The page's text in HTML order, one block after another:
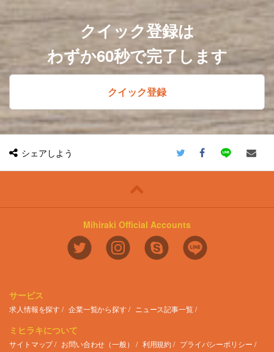
クイック登録は
わずか60秒で完了します
クイック登録
シェアしよう
Mihiraki Official Accounts
サービス
求人情報を探す 企業一覧から探す ニュース記事一覧
ミヒラキについて
サイトマップ お問い合わせ（一般） 利用規約 プライバシーポリシー